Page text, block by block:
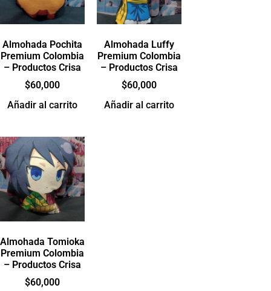
Almohada Pochita
Premium Colombia
– Productos Crisa
$60,000
Añadir al carrito
Almohada Luffy
Premium Colombia
– Productos Crisa
$60,000
Añadir al carrito
Almohada Tomioka
Premium Colombia
– Productos Crisa
$60,000